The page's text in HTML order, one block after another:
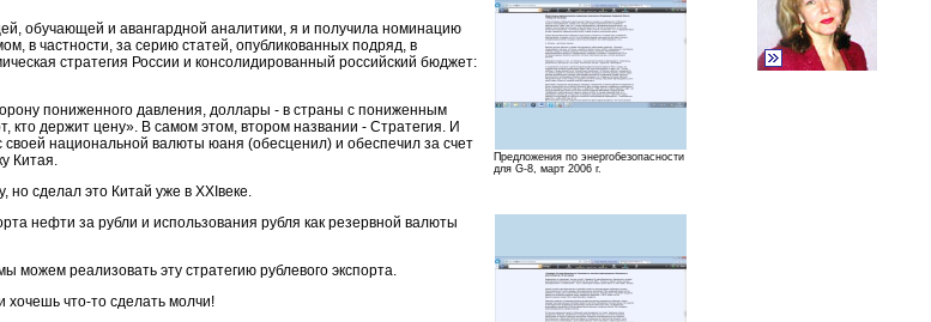
Предложения по энергобезопасности
для G-8, март 2006 г.
обучающей и авангардной аналитики, я и получила номинацию
в частности, за серию статей, опубликованных подряд, в
стратегия России и консолидированный российский бюджет:
пониженного давления, доллары - в страны с пониженным
кто держит цену». В самом этом, втором названии - Стратегия. И
своей национальной валюты юаня (обесценил) и обеспечил за счет
Китая.
но сделал это Китай уже в XXIвеке.
нефти за рубли и использования рубля как резервной валюты
можем реализовать эту стратегию рублевого экспорта.
хочешь что-то сделать молчи!